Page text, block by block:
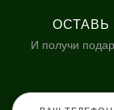
ОСТАВЬ
И получи